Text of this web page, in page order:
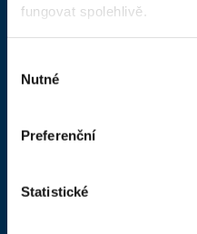
fungovat spolehlivě.
souhlasu
Nutné
Preferenční
Statistické
Dokumenty a formuláře
Advokátní deník